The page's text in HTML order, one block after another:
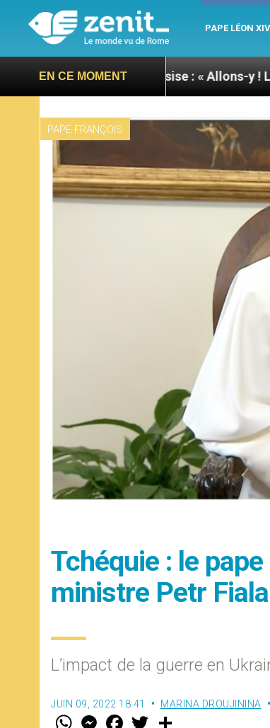
PAPE LÉON XIV
EN CE MOMENT
pape à Assise : « Allons-y ! Let’s go ! »
PAPE FRANÇOIS
Tchéquie : le
ministre Petr Fiala
L’impact de la guerre en
JUIN 09, 2022 18:41 MARINA DROUJININA
W M F